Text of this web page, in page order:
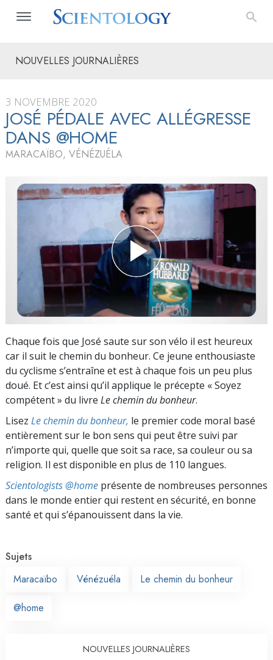
NOUVELLES JOURNALIÈRES
3 NOVEMBRE 2020
JOSÉ PÉDALE AVEC ALLÉGRESSE
DANS @HOME
MARACAÏBO, VÉNÉZUÉLA
Chaque fois que José saute sur son vélo il est heureux
car il suit le chemin du bonheur. Ce jeune enthousiaste
du cyclisme s’entraîne et est à chaque fois un peu plus
doué. Et c’est ainsi qu’il applique le précepte « Soyez
compétent » du livre Le chemin du bonheur.
Lisez Le chemin du bonheur, le premier code moral basé
entièrement sur le bon sens qui peut être suivi par
n’importe qui, quelle que soit sa race, sa couleur ou sa
religion. Il est disponible en plus de 110 langues.
Scientologists @home présente de nombreuses personnes
dans le monde entier qui restent en sécurité, en bonne
santé et qui s’épanouissent dans la vie.
Sujets
Maracaïbo
Vénézuéla Le chemin du bonheur
@home
NOUVELLES JOURNALIÈRES